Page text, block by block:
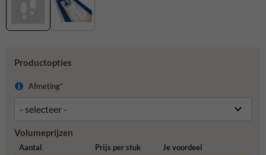
Productopties
Afmeting*
Volumeprijzen
Aantal Prijs per stuk
Je voordeel